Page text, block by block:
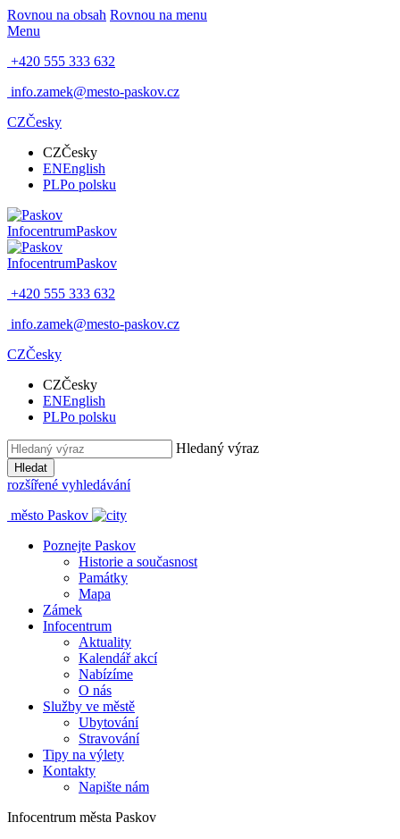
Rovnou na obsah Rovnou na menu
Menu
+420 555 333 632
info.zamek@mesto-paskov.cz
CZČesky
CZČesky
ENEnglish
PLPo polsku
InfocentrumPaskov
InfocentrumPaskov
+420 555 333 632
info.zamek@mesto-paskov.cz
CZČesky
CZČesky
ENEnglish
PLPo polsku
Hledaný výraz
Hledat
rozšířené vyhledávání
město Paskov
Poznejte Paskov
Historie a současnost
Památky
Mapa
Zámek
Infocentrum
Aktuality
Kalendář akcí
Nabízíme
O nás
Služby ve městě
Ubytování
Stravování
Tipy na výlety
Kontakty
Napište nám
Infocentrum města Paskov